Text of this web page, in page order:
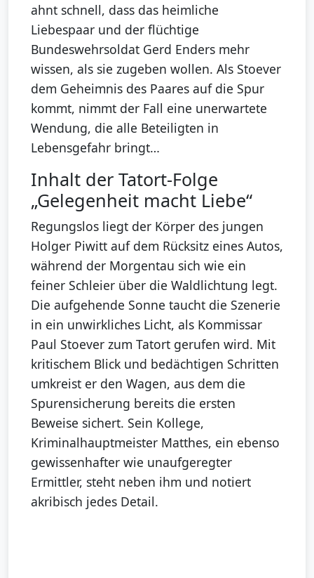
ahnt schnell, dass das heimliche
Liebespaar und der flüchtige
Bundeswehrsoldat Gerd Enders mehr
wissen, als sie zugeben wollen. Als Stoever
dem Geheimnis des Paares auf die Spur
kommt, nimmt der Fall eine unerwartete
Wendung, die alle Beteiligten in
Lebensgefahr bringt…
Inhalt der Tatort-Folge
„Gelegenheit macht Liebe“
Regungslos liegt der Körper des jungen
Holger Piwitt auf dem Rücksitz eines Autos,
während der Morgentau sich wie ein
feiner Schleier über die Waldlichtung legt.
Die aufgehende Sonne taucht die Szenerie
in ein unwirkliches Licht, als Kommissar
Paul Stoever zum Tatort gerufen wird. Mit
kritischem Blick und bedächtigen Schritten
umkreist er den Wagen, aus dem die
Spurensicherung bereits die ersten
Beweise sichert. Sein Kollege,
Kriminalhauptmeister Matthes, ein ebenso
gewissenhafter wie unaufgeregter
Ermittler, steht neben ihm und notiert
akribisch jedes Detail.